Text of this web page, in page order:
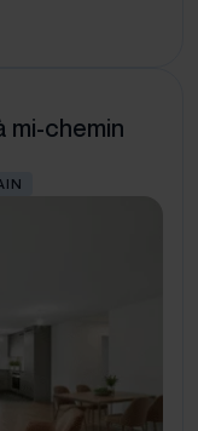
mi-chemin